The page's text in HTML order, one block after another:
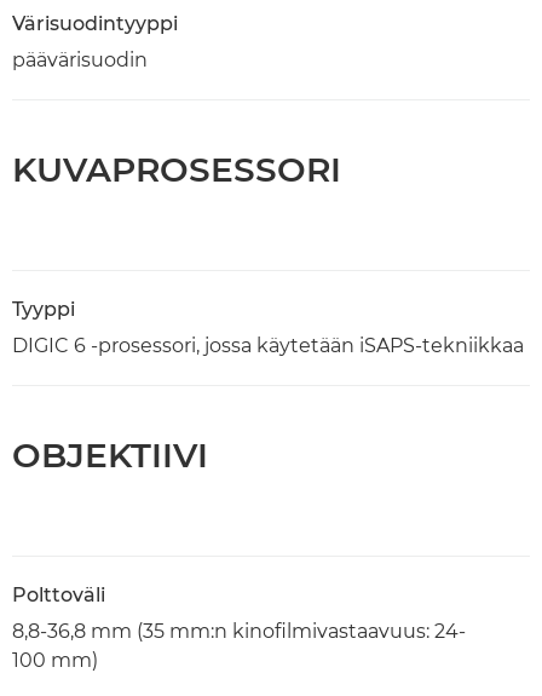
Värisuodintyyppi
päävärisuodin
KUVAPROSESSORI
Tyyppi
DIGIC 6 -prosessori, jossa käytetään iSAPS-tekniikkaa
OBJEKTIIVI
Polttoväli
8,8-36,8 mm (35 mm:n kinofilmivastaavuus: 24-
100 mm)